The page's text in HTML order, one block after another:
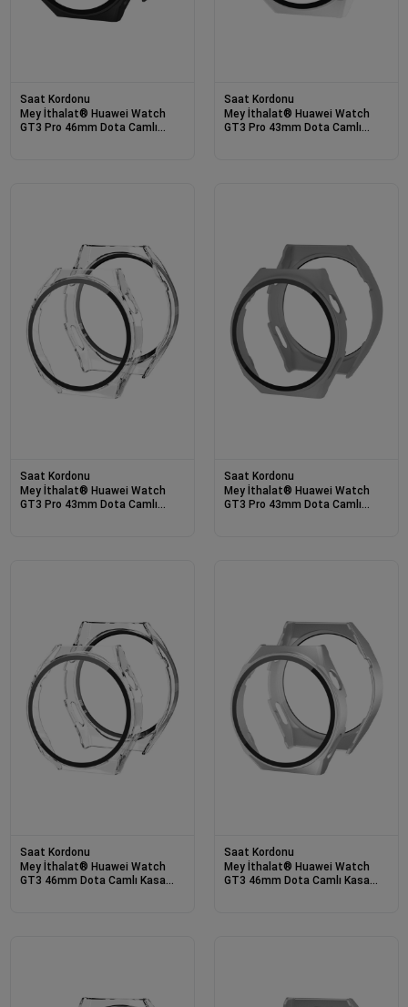
Saat Kordonu
Mey İthalat® Huawei Watch
GT3 Pro 46mm Dota Camlı
Saat Kordonu
Mey İthalat® Huawei Watch
GT3 Pro 43mm Dota Camlı
Saat Kordonu
Mey İthalat® Huawei Watch
GT3 Pro 43mm Dota Camlı
Saat Kordonu
Mey İthalat® Huawei Watch
GT3 Pro 43mm Dota Camlı
Saat Kordonu
Mey İthalat® Huawei Watch
GT3 46mm Dota Camlı Kasa
Saat Kordonu
Mey İthalat® Huawei Watch
GT3 46mm Dota Camlı Kasa